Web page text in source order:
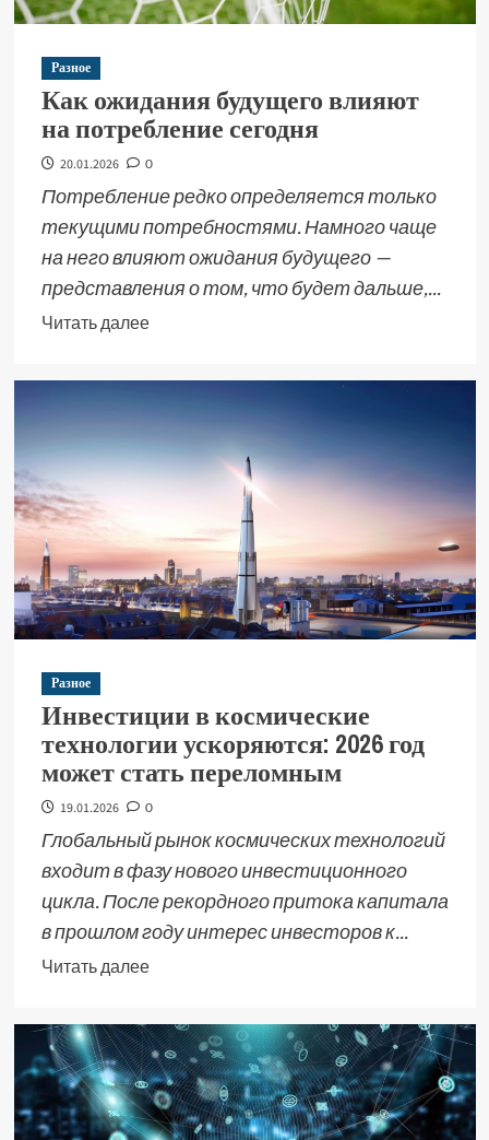
Разное
Как ожидания будущего влияют
на потребление сегодня
20.01.2026 0
Потребление редко определяется только
текущими потребностями. Намного чаще
на него влияют ожидания будущего —
представления о том, что будет дальше,...
Читать далее
Разное
Инвестиции в космические
технологии ускоряются: 2026 год
может стать переломным
19.01.2026 0
Глобальный рынок космических технологий
входит в фазу нового инвестиционного
цикла. После рекордного притока капитала
в прошлом году интерес инвесторов к...
Читать далее